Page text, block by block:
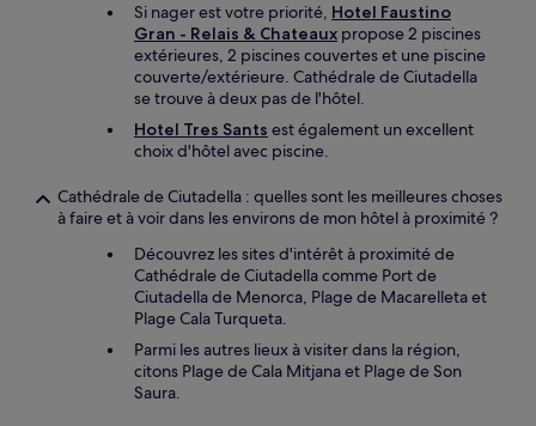
Si nager est votre priorité, Hotel Faustino
Gran - Relais & Chateaux propose 2 piscines
extérieures, 2 piscines couvertes et une piscine
couverte/extérieure. Cathédrale de Ciutadella
se trouve à deux pas de l'hôtel.
Hotel Tres Sants est également un excellent
choix d'hôtel avec piscine.
Cathédrale de Ciutadella : quelles sont les meilleures choses
à faire et à voir dans les environs de mon hôtel à proximité ?
Découvrez les sites d'intérêt à proximité de
Cathédrale de Ciutadella comme Port de
Ciutadella de Menorca, Plage de Macarelleta et
Plage Cala Turqueta.
Parmi les autres lieux à visiter dans la région,
citons Plage de Cala Mitjana et Plage de Son
Saura.